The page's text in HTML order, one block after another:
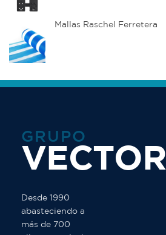
Mallas Raschel Ferretera
GRUPO
VECTOR
Desde 1990
abasteciendo a
más de 700